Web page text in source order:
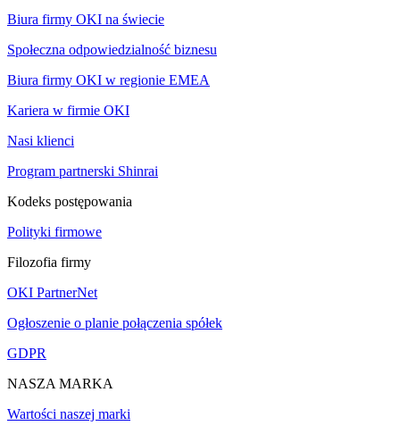
Biura firmy OKI na świecie
Społeczna odpowiedzialność biznesu
Biura firmy OKI w regionie EMEA
Kariera w firmie OKI
Nasi klienci
Program partnerski Shinrai
Kodeks postępowania
Polityki firmowe
Filozofia firmy
OKI PartnerNet
Ogłoszenie o planie połączenia spółek
GDPR
NASZA MARKA
Wartości naszej marki